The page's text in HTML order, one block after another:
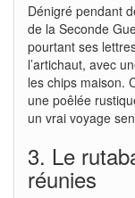
Dénigré pendant
de la Seconde
pourtant ses
l’artichaut, avec
les chips maison.
une poêlée
un vrai voyage
3. Le
réunies